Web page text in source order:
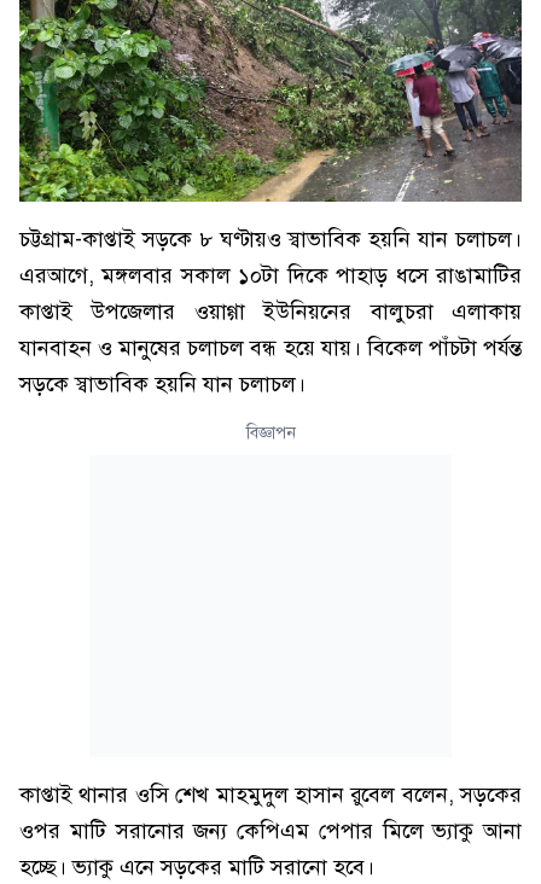
চট্টগ্রাম-কাপ্তাই সড়কে ৮ ঘণ্টায়ও স্বাভাবিক হয়নি যান চলাচল।
এরআগে, মঙ্গলবার সকাল ১০টা দিকে পাহাড় ধসে রাঙামাটির
কাপ্তাই উপজেলার ওয়াগ্গা ইউনিয়নের বালুচরা এলাকায়
যানবাহন ও মানুষের চলাচল বন্ধ হয়ে যায়। বিকেল পাঁচটা পর্যন্ত
সড়কে স্বাভাবিক হয়নি যান চলাচল।
বিজ্ঞাপন
কাপ্তাই থানার ওসি শেখ মাহমুদুল হাসান রুবেল বলেন, সড়কের
ওপর মাটি সরানোর জন্য কেপিএম পেপার মিলে ভ্যাকু আনা
হচ্ছে। ভ্যাকু এনে সড়কের মাটি সরানো হবে।